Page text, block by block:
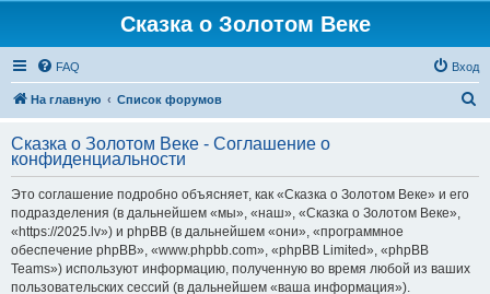
Сказка о Золотом Веке
FAQ Вход
На главную Список форумов
с
Сказка о Золотом Веке - Соглашение о
конфиденциальности
Это соглашение подробно объясняет, как «Сказка о Золотом Веке» и его
подразделения (в дальнейшем «мы», «наш», «Сказка о Золотом Веке»,
«https://2025.lv») и phpBB (в дальнейшем «они», «программное
обеспечение phpBB», «www.phpbb.com», «phpBB Limited», «phpBB
Teams») используют информацию, полученную во время любой из ваших
пользовательских сессий (в дальнейшем «ваша информация»).